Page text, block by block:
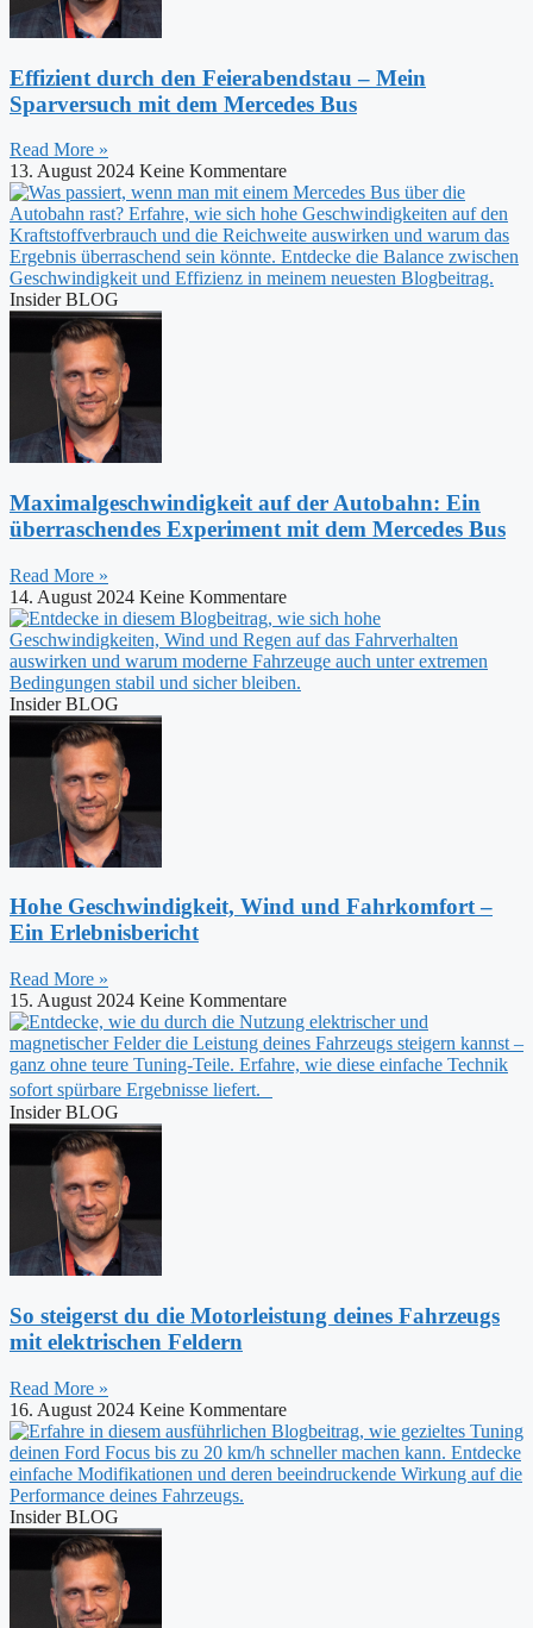
Effizient durch den Feierabendstau – Mein
Sparversuch mit dem Mercedes Bus
Read More »
13. August 2024 Keine Kommentare
Insider BLOG
Maximalgeschwindigkeit auf der Autobahn: Ein
überraschendes Experiment mit dem Mercedes Bus
Read More »
14. August 2024 Keine Kommentare
Insider BLOG
Hohe Geschwindigkeit, Wind und Fahrkomfort –
Ein Erlebnisbericht
Read More »
15. August 2024 Keine Kommentare
Insider BLOG
So steigerst du die Motorleistung deines Fahrzeugs
mit elektrischen Feldern
Read More »
16. August 2024 Keine Kommentare
Insider BLOG